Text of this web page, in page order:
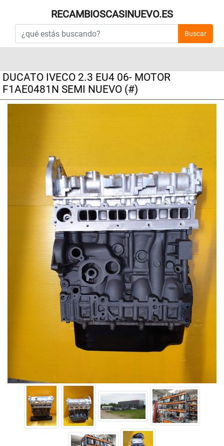
RECAMBIOSCASINUEVO.ES
Buscar
DUCATO IVECO 2.3 EU4 06- MOTOR
F1AE0481N SEMI NUEVO (#)